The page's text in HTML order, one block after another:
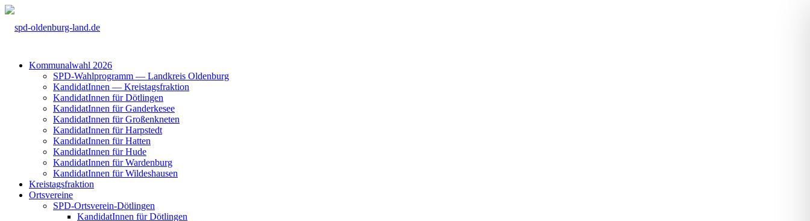
Kom­mu­nal­wahl 2026
SPD-Wahl­pro­gramm — Land­kreis Olden­burg
Kan­di­da­tIn­nen — Kreis­tags­frak­ti­on
Kan­di­da­tIn­nen für Döt­lin­gen
Kan­di­da­tIn­nen für Gan­der­ke­see
Kan­di­da­tIn­nen für Groß­enkne­ten
Kan­di­da­tIn­nen für Harp­s­tedt
Kan­di­da­tIn­nen für Hat­ten
Kan­di­da­tIn­nen für Hude
Kan­di­da­tIn­nen für War­den­burg
Kan­di­da­tIn­nen für Wil­des­hau­sen
Kreis­tags­frak­ti­on
Orts­ver­ei­ne
SPD-Orts­­ver­­ein-Döt­­lin­­gen
Kan­di­da­tIn­nen für Döt­lin­gen